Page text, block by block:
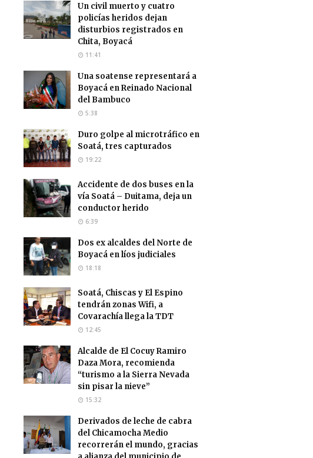
Un civil muerto y cuatro
policías heridos dejan
disturbios registrados en
Chita, Boyacá
11:41
Una soatense representará a
Boyacá en Reinado Nacional
del Bambuco
5:38
Duro golpe al microtráfico en
Soatá, tres capturados
19:22
Accidente de dos buses en la
vía Soatá – Duitama, deja un
conductor herido
6:39
Dos ex alcaldes del Norte de
Boyacá en líos judiciales
18:18
Soatá, Chiscas y El Espino
tendrán zonas Wifi, a
Covarachía llega la TDT
12:45
Alcalde de El Cocuy Ramiro
Daza Mora, recomienda
“turismo a la Sierra Nevada
sin pisar la nieve”
15:32
Derivados de leche de cabra
del Chicamocha Medio
recorrerán el mundo, gracias